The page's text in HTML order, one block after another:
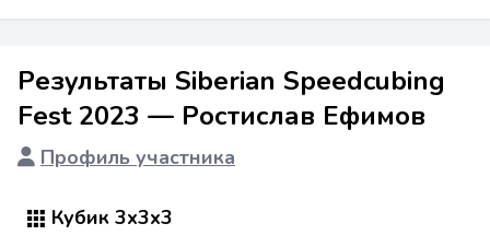
Результаты Siberian Speedcubing
Fest 2023 — Ростислав Ефимов
Профиль участника
Кубик 3x3x3